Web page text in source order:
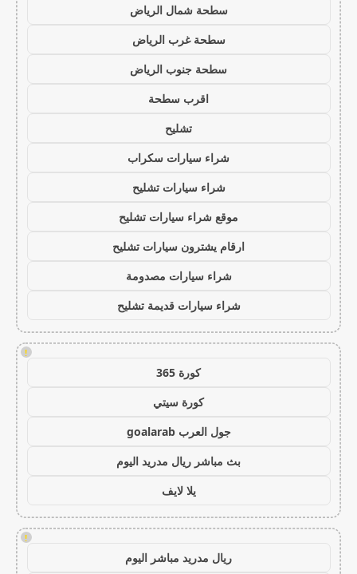
سطحة شمال الرياض
سطحة غرب الرياض
سطحة جنوب الرياض
اقرب سطحة
تشليح
شراء سيارات سكراب
شراء سيارات تشليح
موقع شراء سيارات تشليح
ارقام يشترون سيارات تشليح
شراء سيارات مصدومة
شراء سيارات قديمة تشليح
!
كورة 365
كورة سيتي
جول العرب goalarab
بث مباشر ريال مدريد اليوم
يلا لايف
!
ريال مدريد مباشر اليوم